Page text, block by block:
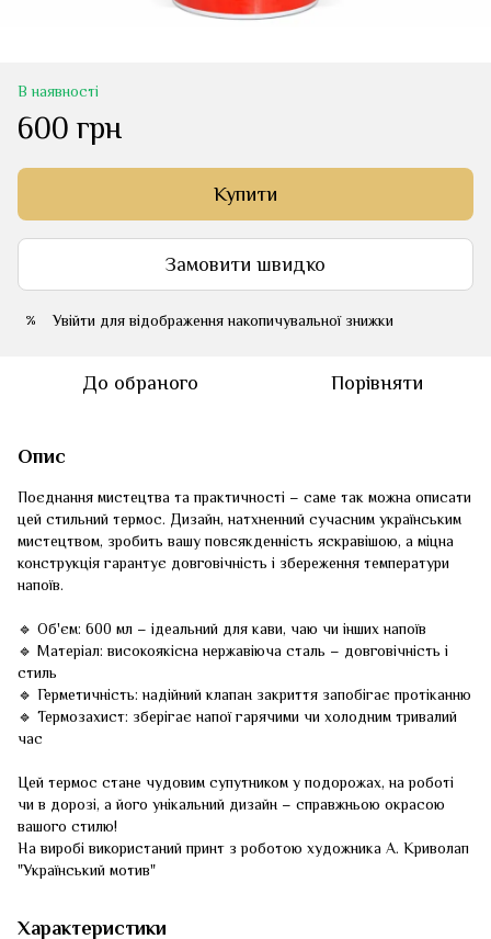
В наявності
600 грн
Купити
Замовити швидко
% Увійти для відображення накопичувальної знижки
До обраного Порівняти
Опис
Поєднання мистецтва та практичності – саме так можна описати
цей стильний термос. Дизайн, натхненний сучасним українським
мистецтвом, зробить вашу повсякденність яскравішою, а міцна
конструкція гарантує довговічність і збереження температури
напоїв.
🔹 Об'єм: 600 мл – ідеальний для кави, чаю чи інших напоїв
🔹 Матеріал: високоякісна нержавіюча сталь – довговічність і
стиль
🔹 Герметичність: надійний клапан закриття запобігає протіканню
🔹 Термозахист: зберігає напої гарячими чи холодним тривалий
час
Цей термос стане чудовим супутником у подорожах, на роботі
чи в дорозі, а його унікальний дизайн – справжньою окрасою
вашого стилю!
На виробі використаний принт з роботою художника А. Криволап
"Український мотив"
Характеристики